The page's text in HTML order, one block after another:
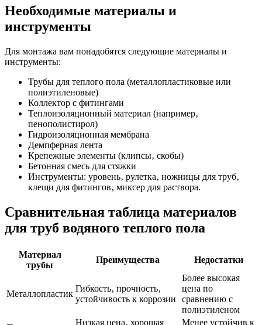
Необходимые материалы и
инструменты
Для монтажа вам понадобятся следующие материалы и
инструменты:
Трубы для теплого пола (металлопластиковые или
полиэтиленовые)
Коллектор с фитингами
Теплоизоляционный материал (например‚
пенополистирол)
Гидроизоляционная мембрана
Демпферная лента
Крепежные элементы (клипсы‚ скобы)
Бетонная смесь для стяжки
Инструменты: уровень‚ рулетка‚ ножницы для труб‚
клещи для фитингов‚ миксер для раствора.
Сравнительная таблица материалов
для труб водяного теплого пола
Материал
трубы
Преимущества Недостатки
Металлопластик
Гибкость‚ прочность‚
устойчивость к коррозии
Более высокая
цена по
сравнению с
полиэтиленом
Низкая цена‚ хорошая Менее устойчив к